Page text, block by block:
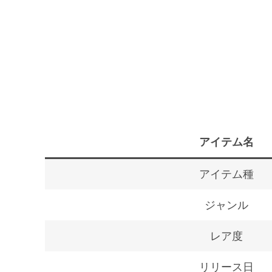
アイテム名
アイテム種
ジャンル
レア度
リリース日